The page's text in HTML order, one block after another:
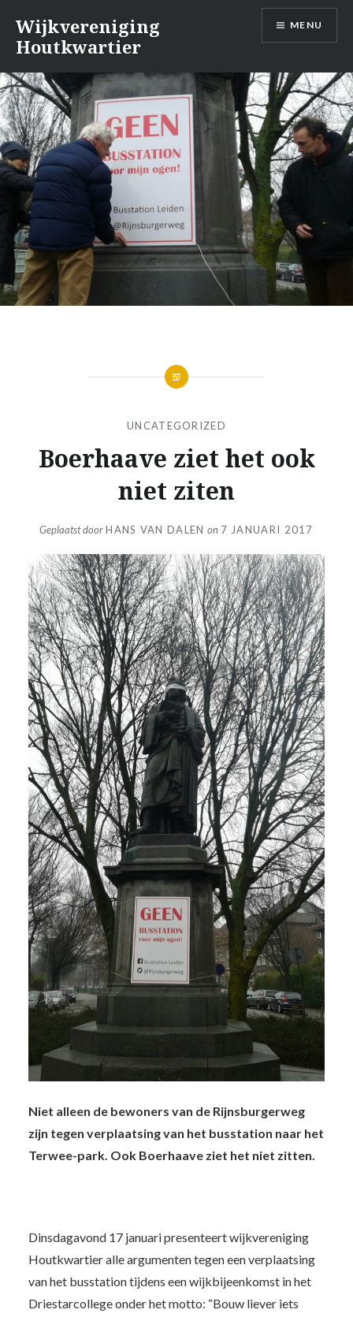
inhoud
Wijkvereniging
Houtkwartier
MENU
UNCATEGORIZED
Boerhaave ziet het ook
niet ziten
Geplaatst doorHANS VAN DALEN on 7 JANUARI 2017
Niet alleen de bewoners van de Rijnsburgerweg
zijn tegen verplaatsing van het busstation naar het
Terwee-park. Ook Boerhaave ziet het niet zitten.
Dinsdagavond 17 januari presenteert wijkvereniging
Houtkwartier alle argumenten tegen een verplaatsing
van het busstation tijdens een wijkbijeenkomst in het
Driestarcollege onder het motto: “Bouw liever iets